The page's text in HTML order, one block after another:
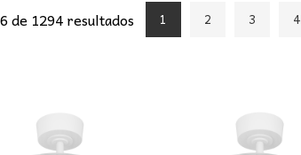
de 1294 resultados
1 2 3 4